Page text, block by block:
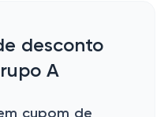
desconto
A
cupom de